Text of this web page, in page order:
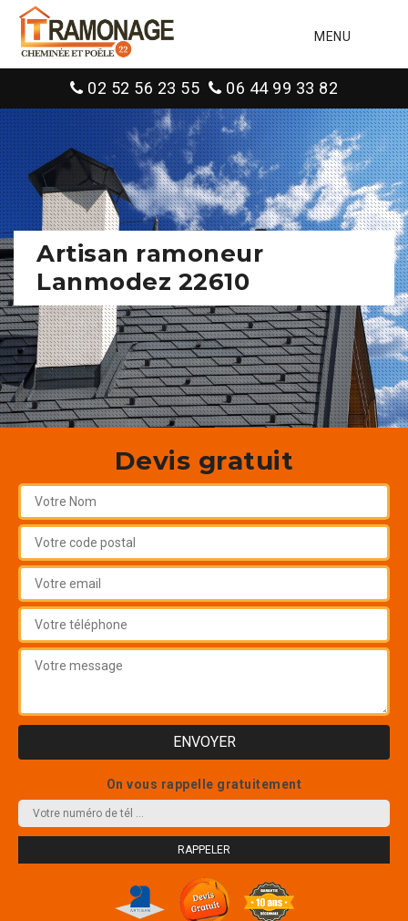
MENU
02 52 56 23 55 06 44 99 33 82
Artisan ramoneur
Lanmodez 22610
Devis gratuit
On vous rappelle gratuitement